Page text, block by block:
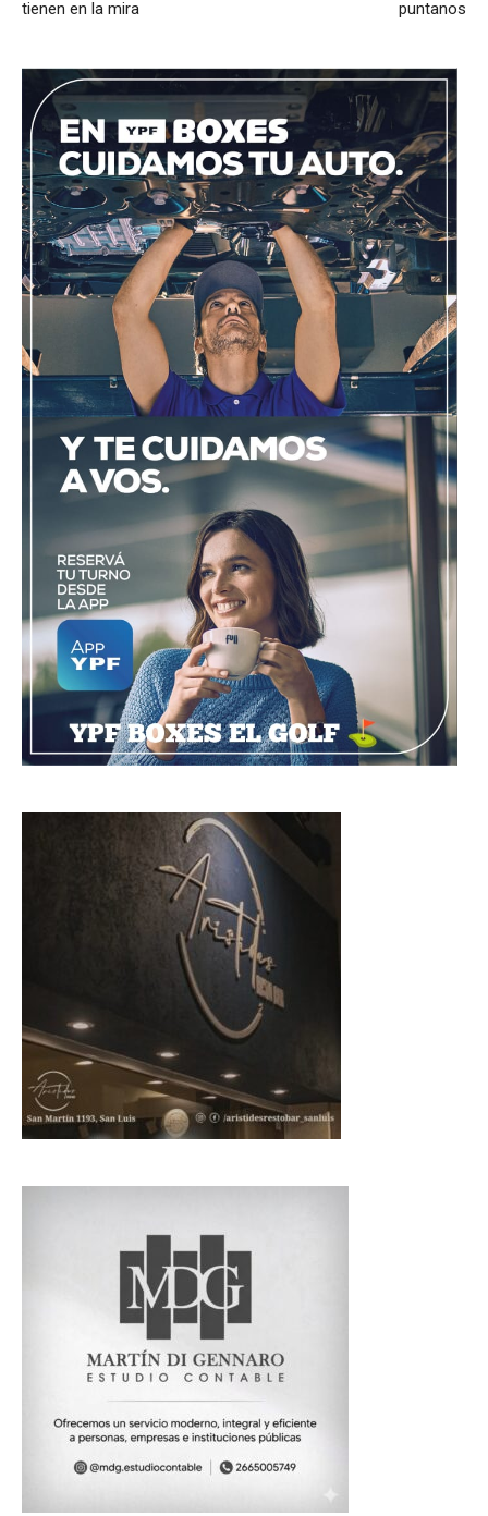
tienen en la mira puntanos